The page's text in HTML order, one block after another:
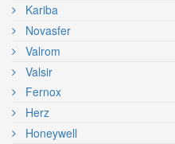
Kariba
Novasfer
Valrom
Valsir
Fernox
Herz
Honeywell